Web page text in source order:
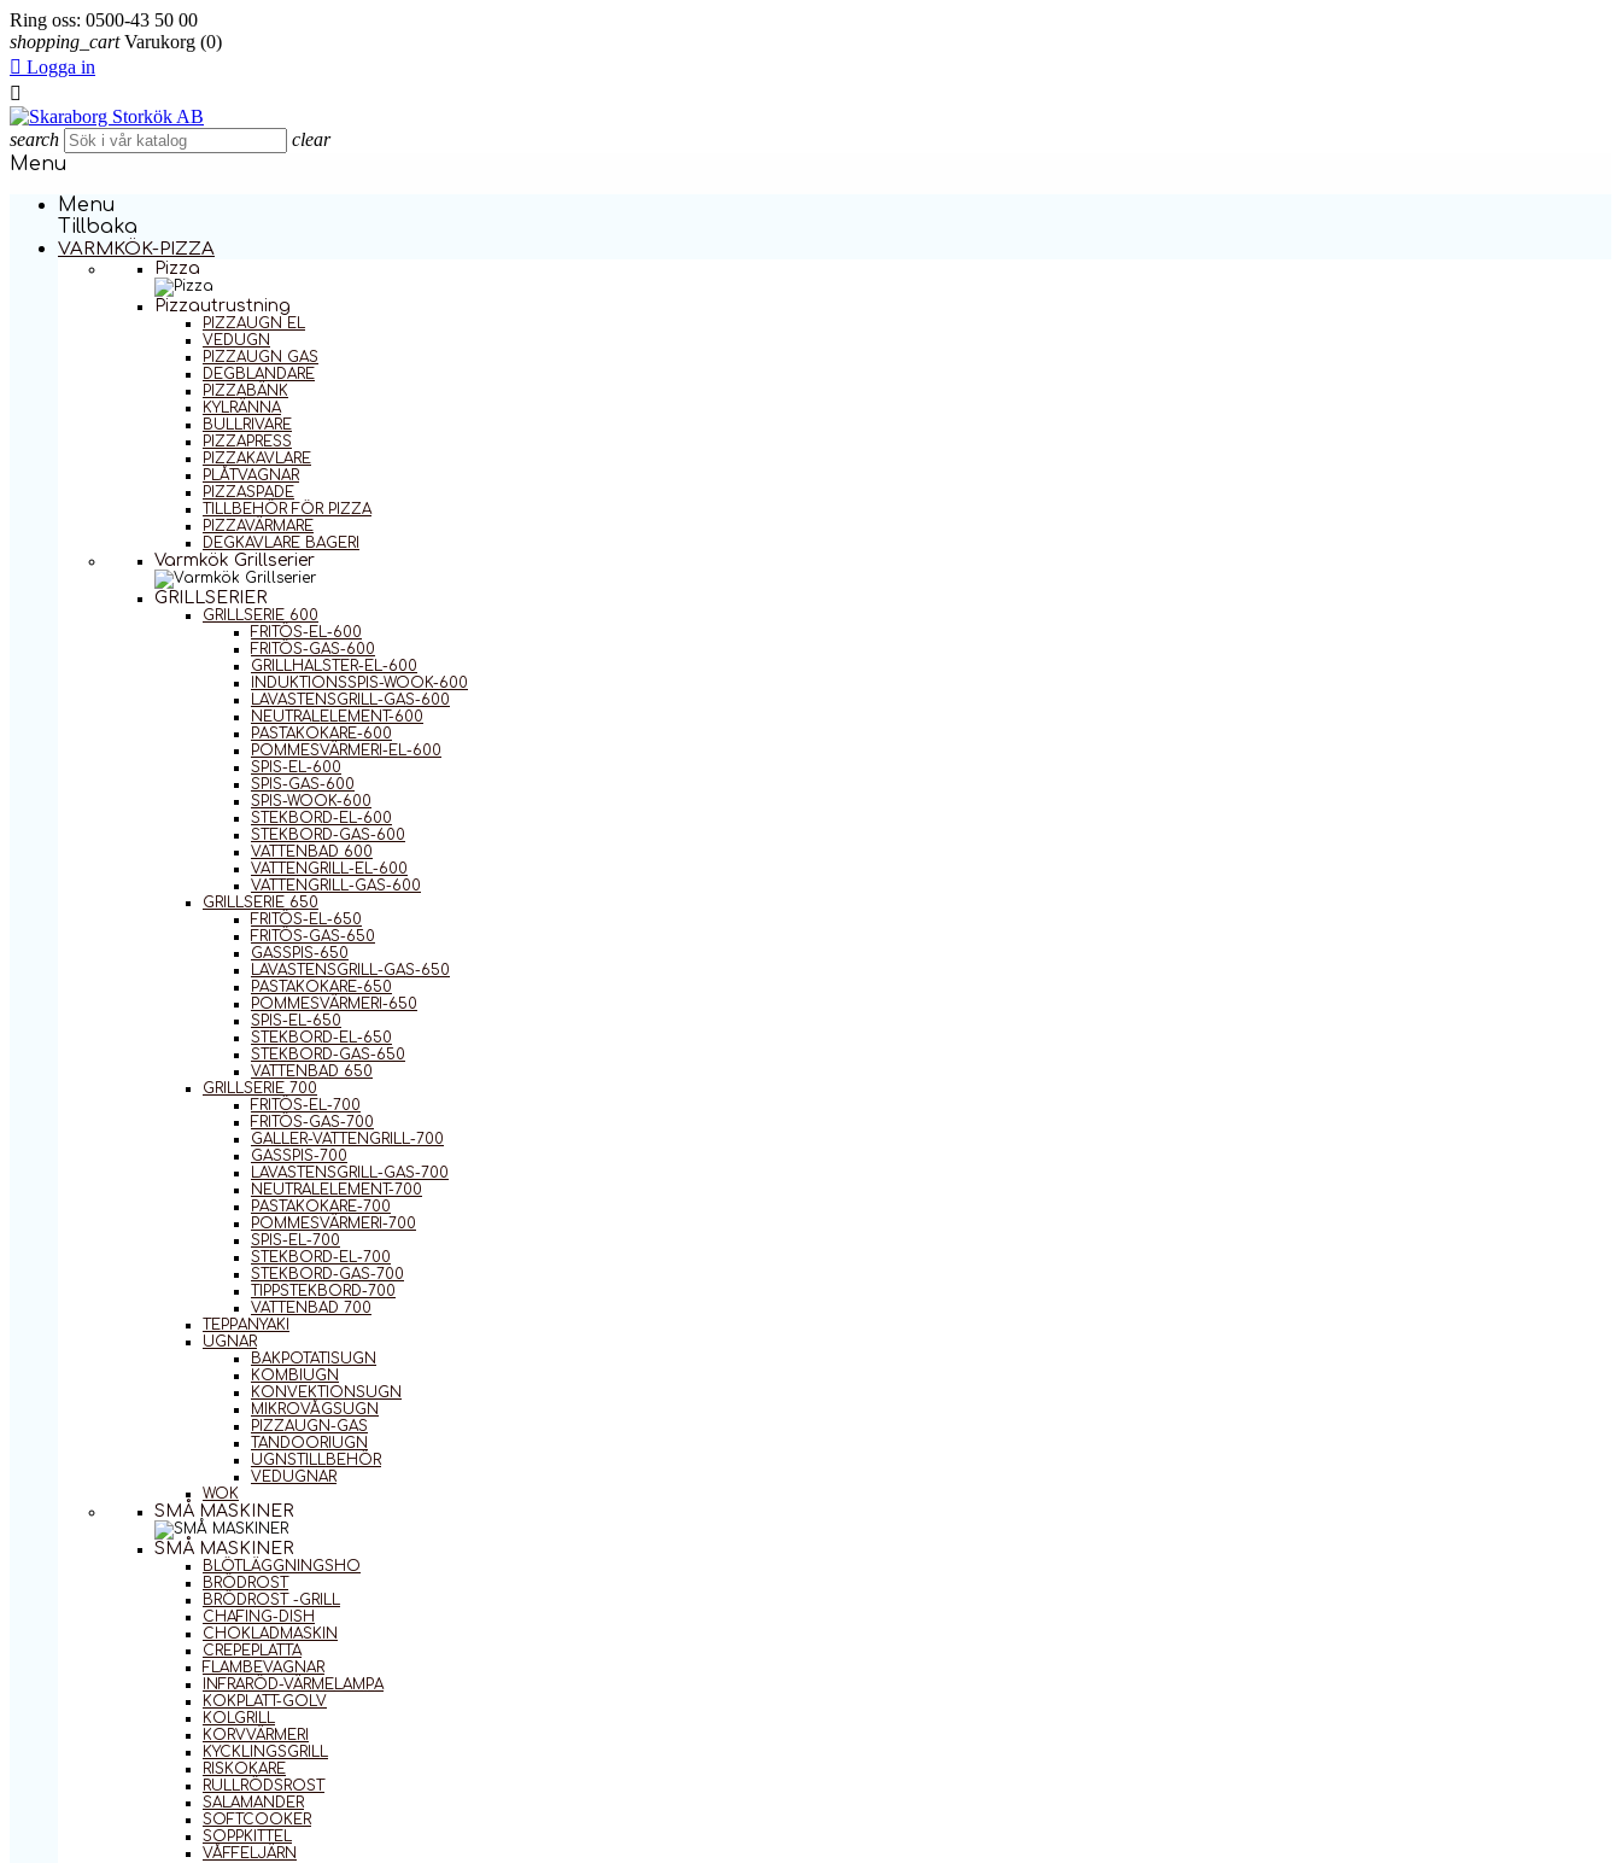
Ring oss: 0500-43 50 00
shopping_cart Varukorg (0)
 Logga in

search clear
Menu
Menu
Tillbaka
VARMKÖK-PIZZA
Pizza
Pizzautrustning
PIZZAUGN EL
VEDUGN
PIZZAUGN GAS
DEGBLANDARE
PIZZABÄNK
KYLRÄNNA
BULLRIVARE
PIZZAPRESS
PIZZAKAVLARE
PLÅTVAGNAR
PIZZASPADE
TILLBEHÖR FÖR PIZZA
PIZZAVÄRMARE
DEGKAVLARE BAGERI
Varmkök Grillserier
GRILLSERIER
GRILLSERIE 600
FRITÖS-EL-600
FRITÖS-GAS-600
GRILLHALSTER-EL-600
INDUKTIONSSPIS-WOOK-600
LAVASTENSGRILL-GAS-600
NEUTRALELEMENT-600
PASTAKOKARE-600
POMMESVÄRMERI-EL-600
SPIS-EL-600
SPIS-GAS-600
SPIS-WOOK-600
STEKBORD-EL-600
STEKBORD-GAS-600
VATTENBAD 600
VATTENGRILL-EL-600
VATTENGRILL-GAS-600
GRILLSERIE 650
FRITÖS-EL-650
FRITÖS-GAS-650
GASSPIS-650
LAVASTENSGRILL-GAS-650
PASTAKOKARE-650
POMMESVÄRMERI-650
SPIS-EL-650
STEKBORD-EL-650
STEKBORD-GAS-650
VATTENBAD 650
GRILLSERIE 700
FRITÖS-EL-700
FRITÖS-GAS-700
GALLER-VATTENGRILL-700
GASSPIS-700
LAVASTENSGRILL-GAS-700
NEUTRALELEMENT-700
PASTAKOKARE-700
POMMESVÄRMERI-700
SPIS-EL-700
STEKBORD-EL-700
STEKBORD-GAS-700
TIPPSTEKBORD-700
VATTENBAD 700
TEPPANYAKI
UGNAR
BAKPOTATISUGN
KOMBIUGN
KONVEKTIONSUGN
MIKROVÅGSUGN
PIZZAUGN-GAS
TANDOORIUGN
UGNSTILLBEHÖR
VEDUGNAR
WOK
SMÅ MASKINER
SMÅ MASKINER
BLÖTLÄGGNINGSHO
BRÖDROST
BRÖDROST -GRILL
CHAFING-DISH
CHOKLADMASKIN
CREPEPLATTA
FLAMBEVAGNAR
INFRARÖD-VÄRMELAMPA
KOKPLATT-GOLV
KOLGRILL
KORVVÄRMERI
KYCKLINGSGRILL
RISKOKARE
RULLRÖDSROST
SALAMANDER
SOFTCOOKER
SOPPKITTEL
VÅFFELJÄRN